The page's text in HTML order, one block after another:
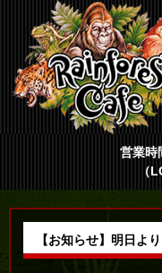
営業時
（
【お知らせ】明日よ